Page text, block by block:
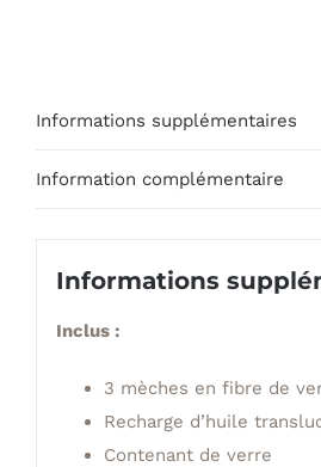
Informations supplémentaires
Information complémentaire
Informations
Inclus:
3 mèches en fibre de
Recharge d’huile
Contenant de verre